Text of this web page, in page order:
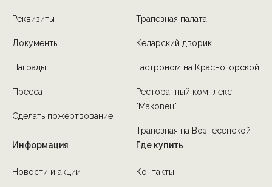
Реквизиты
Документы
Награды
Пресса
Сделать пожертвование
Трапезная палата
Келарский дворик
Гастроном на Красногорской
Ресторанный комплекс
"Маковец"
Трапезная на Вознесенской
Информация
Новости и акции
Где купить
Контакты